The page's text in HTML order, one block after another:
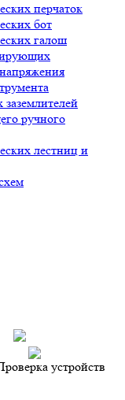
перчаток
бот
галош
ручного
лестниц и
устройств